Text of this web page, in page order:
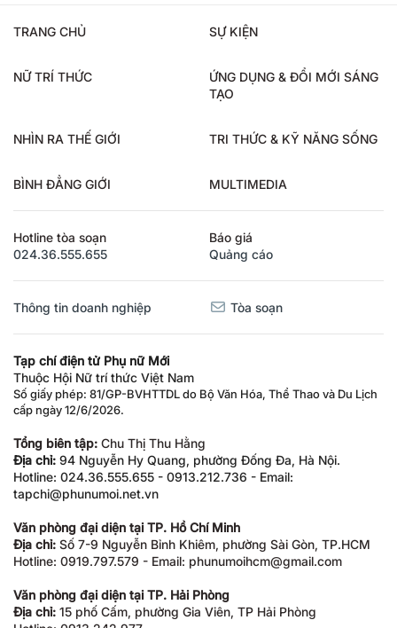
TRANG CHỦ SỰ KIỆN
NỮ TRÍ THỨC
ỨNG DỤNG & ĐỔI MỚI SÁNG
TẠO
NHÌN RA THẾ GIỚI TRI THỨC & KỸ NĂNG SỐNG
BÌNH ĐẲNG GIỚI MULTIMEDIA
Hotline tòa soạn
024.36.555.655
Báo giá
Quảng cáo
Thông tin doanh nghiệp Tòa soạn
Tạp chí điện tử Phụ nữ Mới
Thuộc Hội Nữ trí thức Việt Nam
Số giấy phép: 81/GP-BVHTTDL do Bộ Văn Hóa, Thể Thao và Du Lịch
cấp ngày 12/6/2026.
Tổng biên tập: Chu Thị Thu Hằng
Địa chỉ: 94 Nguyễn Hy Quang, phường Đống Đa, Hà Nội.
Hotline: 024.36.555.655 - 0913.212.736 - Email:
tapchi@phunumoi.net.vn
Văn phòng đại diện tại TP. Hồ Chí Minh
Địa chỉ: Số 7-9 Nguyễn Bỉnh Khiêm, phường Sài Gòn, TP.HCM
Hotline: 0919.797.579 - Email: phunumoihcm@gmail.com
Văn phòng đại diện tại TP. Hải Phòng
Địa chỉ: 15 phố Cấm, phường Gia Viên, TP Hải Phòng